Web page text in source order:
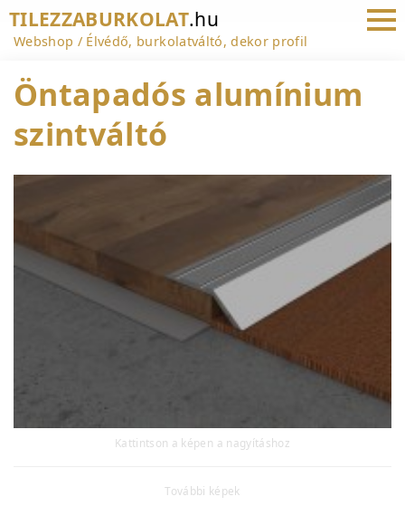
TILEZZABURKOLAT.hu
Webshop Élvédő, burkolatváltó, dekor profil
Öntapadós alumínium
szintváltó
Kattintson a képen a nagyításhoz
További képek